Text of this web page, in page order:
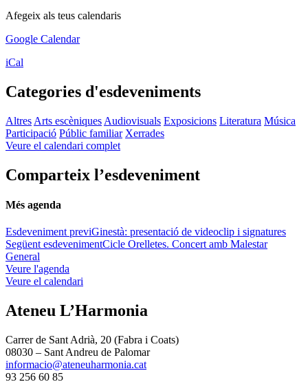
Afegeix als teus calendaris
Google Calendar
iCal
Categories d'esdeveniments
Altres Arts escèniques Audiovisuals Exposicions Literatura Música
Participació Públic familiar Xerrades
Veure el calendari complet
Comparteix l’esdeveniment
Més agenda
Esdeveniment previGinestà: presentació de videoclip i signatures
Següent esdevenimentCicle Orelletes. Concert amb Malestar
General
Veure l'agenda
Veure el calendari
Ateneu L’Harmonia
Carrer de Sant Adrià, 20 (Fabra i Coats)
08030 – Sant Andreu de Palomar
informacio@ateneuharmonia.cat
93 256 60 85